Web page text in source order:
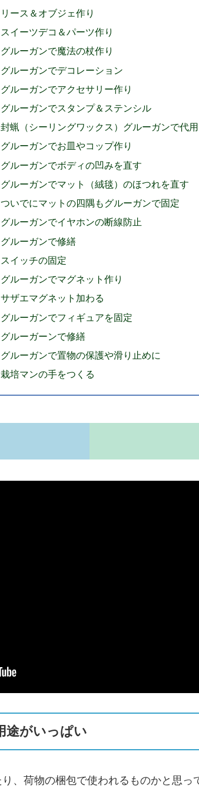
リース＆オブジェ作り
スイーツデコ＆パーツ作り
グルーガンで魔法の杖作り
グルーガンでデコレーション
グルーガンでアクセサリー作り
グルーガンでスタンプ＆ステンシル
封蝋（シーリングワックス）グルーガンで代用
グルーガンでお皿やコップ作り
グルーガンでボディの凹みを直す
グルーガンでマット（絨毯）のほつれを直す
ついでにマットの四隅もグルーガンで固定
グルーガンでイヤホンの断線防止
グルーガンで修繕
スイッチの固定
グルーガンでマグネット作り
サザエマグネット加わる
グルーガンでフィギュアを固定
グルーガーンで修繕
グルーガンで置物の保護や滑り止めに
栽培マンの手をつくる
途がいっぱい
、荷物の梱包で使われるものかと思っ